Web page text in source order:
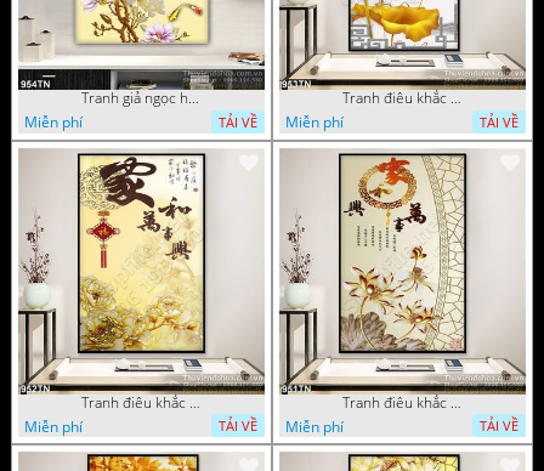
Tranh giả ngọc hoa mẫu trang trí
Miễn phí
TẢI VỀ
Tranh điêu khắc hoa mẫu đơn trang trí
Miễn phí
TẢI VỀ
Tranh điêu khắc gỗ hoa mẫu đơn trang trí
Miễn phí
TẢI VỀ
Tranh điêu khắc hoa sen thư pháp
Miễn phí
TẢI VỀ